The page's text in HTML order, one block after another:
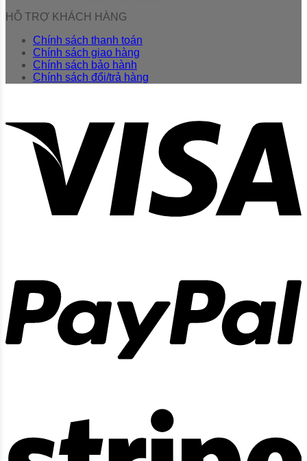
HỖ TRỢ KHÁCH HÀNG
Chính sách thanh toán
Chính sách giao hàng
Chính sách bảo hành
Chính sách đổi/trả hàng